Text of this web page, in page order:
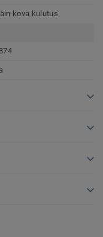
kova kulutus